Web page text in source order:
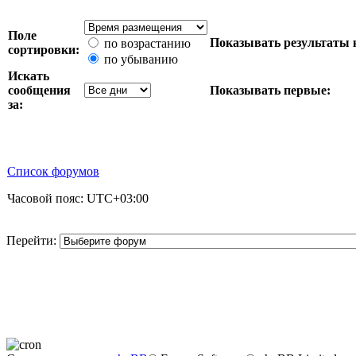
Поле
сортировки:
по возрастанию
по убыванию
Показывать результаты
Искать
сообщения
за:
Показывать первые:
Список форумов
Часовой пояс: UTC+03:00
Перейти: